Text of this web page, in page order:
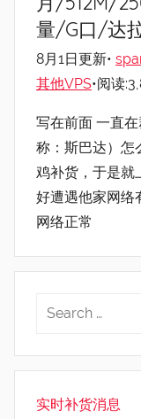
量/G口/达
8月1日更新•
其他VPS•阅读
写在前面 一直
称：斯巴达）怎
鸡补货，于是就
好遭遇他家网络
网络正常
实时补货消息